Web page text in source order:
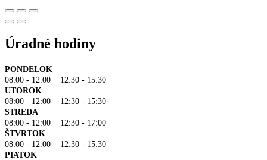
Úradné hodiny
PONDELOK
08:00 - 12:00 12:30 - 15:30
UTOROK
08:00 - 12:00 12:30 - 15:30
STREDA
08:00 - 12:00 12:30 - 17:00
ŠTVRTOK
08:00 - 12:00 12:30 - 15:30
PIATOK